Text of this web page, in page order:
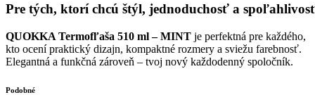
Pre tých, ktorí chcú štýl, jednoduchosť a
QUOKKA Termofľaša 510 ml – MINT je perfektná pre každého,
kto ocení praktický dizajn, kompaktné rozmery a sviežu farebnosť.
Elegantná a funkčná zároveň – tvoj nový každodenný spoločník.
Podobné